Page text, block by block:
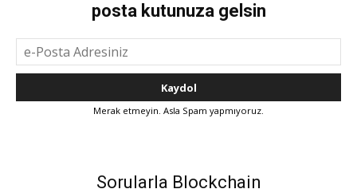
posta kutunuza gelsin
Merak etmeyin. Asla Spam yapmıyoruz.
Sorularla Blockchain